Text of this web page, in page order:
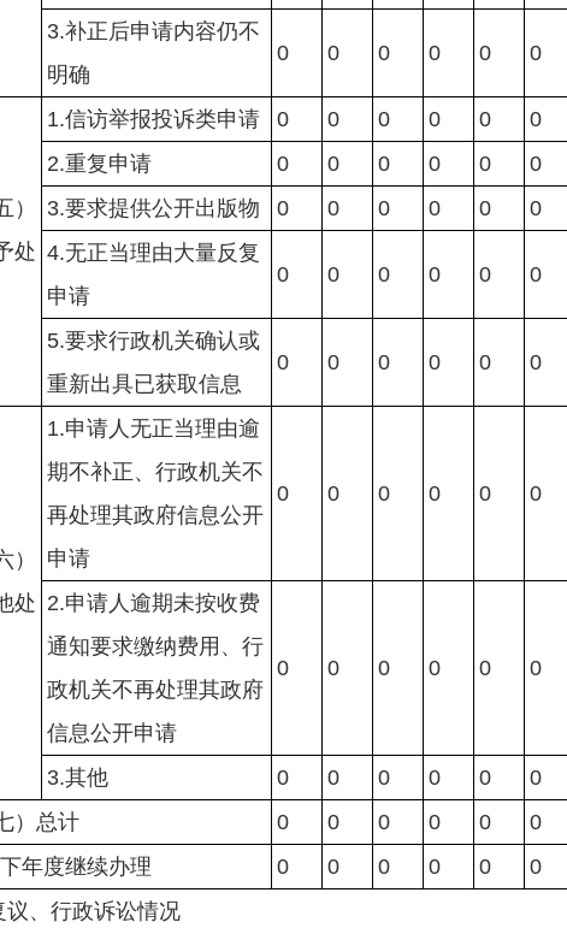
3.补正后申请内容仍不
明确
0 0 0 0 0 0
）
处
1.信访举报投诉类申请 0 0 0 0 0 0
2.重复申请
0 0 0 0 0 0
3.要求提供公开出版物
0 0 0 0 0 0
4.无正当理由大量反复
申请
0 0 0 0 0 0
5.要求行政机关确认或
重新出具已获取信息
0 0 0 0 0 0
）
处
1.申请人无正当理由逾
期不补正、行政机关不
再处理其政府信息公开
申请
0 0 0 0 0 0
2.申请人逾期未按收费
通知要求缴纳费用、行
政机关不再处理其政府
信息公开申请
0 0 0 0 0 0
3.其他 0 0 0 0 0 0
）总计
0 0 0 0 0 0
年度继续办理
0 0 0 0 0 0
议、行政诉讼情况